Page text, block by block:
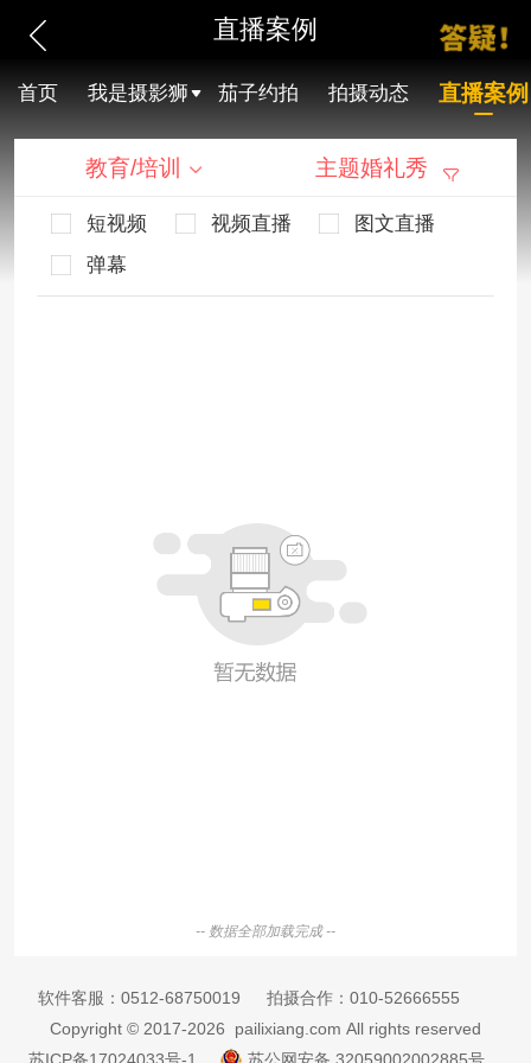
直播案例
首页 我是摄影狮 茄子约拍 拍摄动态 直播案例
教育/培训 主题婚礼秀
短视频 视频直播
图文直播
弹幕
-- 数据全部加载完成 --
软件客服： 0512-68750019 拍摄合作： 010-52666555
Copyright © 2017-2026 pailixiang.com All rights reserved
苏ICP备17024033号-1
苏公网安备 32059002002885号